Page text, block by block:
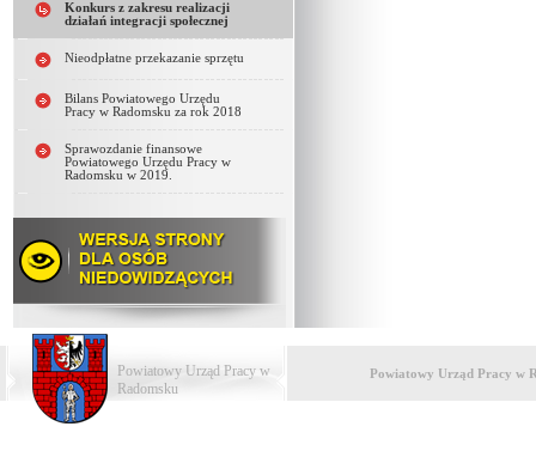
Konkurs z zakresu realizacji
działań integracji społecznej
Nieodpłatne przekazanie sprzętu
Bilans Powiatowego Urzędu
Pracy w Radomsku za rok 2018
Sprawozdanie finansowe
Powiatowego Urzędu Pracy w
Radomsku w 2019.
Powiatowy Urząd Pracy w
Radomsku
Powiatowy Urząd Pracy w